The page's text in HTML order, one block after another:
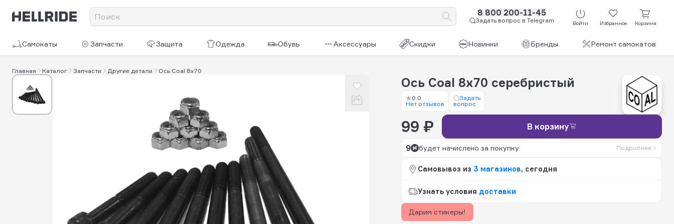
8 800 200-11-45
Задать вопрос в Telegram Войти Избранное Корзина
Самокаты Запчасти Защита Одежда Обувь Аксессуары Скидки Новинки Бренды Ремонт самокатов
Главная Каталог Запчасти Другие детали Ось Coal 8x70
Ось Coal 8x70 серебристый
0.0
Нет отзывов
Задать
вопрос
99 ₽ В корзину
9 будет начислено за покупку Подробнее
Самовывоз из 3 магазинов, сегодня
Узнать условия доставки
Дарим стикеры!